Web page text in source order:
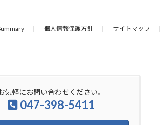
個人情報保護方針 サイトマップ
気軽にお問い合わせください。
047-398-5411